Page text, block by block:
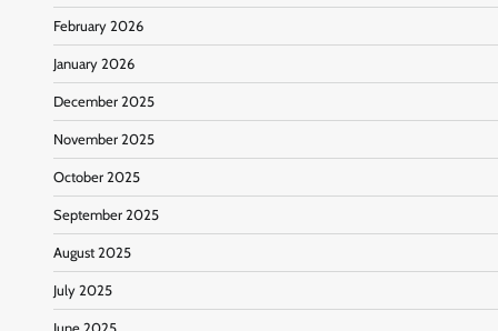
February 2026
January 2026
December 2025
November 2025
October 2025
September 2025
August 2025
July 2025